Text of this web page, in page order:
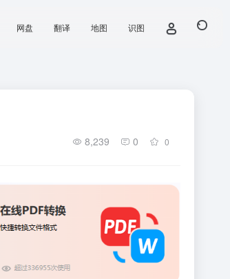
网盘 翻译 地图 识图
8,239 0 0